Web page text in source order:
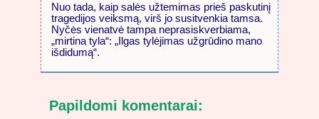
Nuo tada, kaip salės užtemimas prieš paskutinį
tragedijos veiksmą, virš jo susitvenkia tamsa.
Nyčės vienatvė tampa neprasiskverbiama,
„mirtina tyla“: „Ilgas tylėjimas užgrūdino mano
išdidumą“.
Papildomi komentarai: